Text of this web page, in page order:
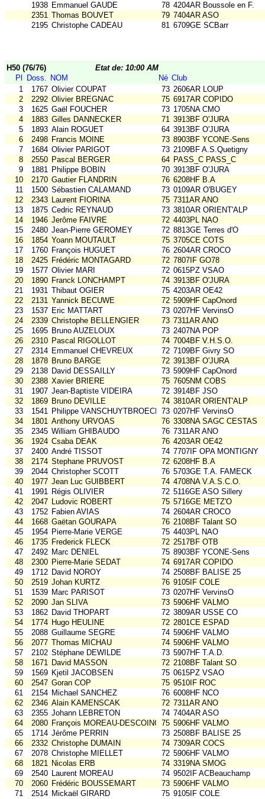
1938 Emmanuel GAUDE 78 4204AR Boussole en F.
2351 Thomas BOUVET 79 7404AR ASO
2195 Christophe CADEAU 81 6709GE SCBarr
H50 (76/76)
Etat de: 10:00 AM
Pl
Doss. NOM Né Club
1
1767 Olivier COUPAT 73 2606AR LOUP
2
2292 Olivier BREGNAC 75 6917AR COPIDO
3
1625 Gaël FOUCHER 73 1705NA CMO
4
1883 Gilles DANNECKER 71 3913BF O'JURA
5
1893 Alain ROGUET 64 3913BF O'JURA
6
2498 Francis MOINE 73 8903BF YCONE-Sens
7
1684 Olivier PARIGOT 73 2109BF A.S.Quetigny
8
2550 Pascal BERGER 64 PASS_C PASS_C
9
1881 Philippe BOBIN 70 3913BF O'JURA
10
2170 Gautier FLANDRIN 76 6208HF B.A
11
1500 Sébastien CALAMAND 73 0109AR O'BUGEY
12
2343 Laurent FIORINA 75 7311AR ANO
13
1875 Cedric REYNAUD 73 3810AR ORIENT'ALP
14
1946 Jerôme FAIVRE 72 4403PL NAO
15
2480 Jean-Pierre GEROMEY 72 8813GE Terres d'O
16
1854 Yoann MOUTAULT 75 3705CE COTS
17
1760 François HUGUET 76 2604AR CROCO
18
2425 Frédéric MONTAGARD 72 7807IF GO78
19
1577 Olivier MARI 72 0615PZ VSAO
20
1890 Franck LONCHAMPT 74 3913BF O'JURA
21
1931 Thibaut OGIER 75 4203AR OE42
22
2131 Yannick BECUWE 72 5909HF CapOnord
23
1537 Eric MATTART 73 0207HF VervinsO
24
2339 Christophe BELLENGIER 73 7311AR ANO
25
1695 Bruno AUZELOUX 73 2407NA POP
26
2310 Pascal RIGOLLOT 74 7004BF V.H.S.O.
27
2314 Emmanuel CHEVREUX 72 7109BF Givry SO
28
1878 Bruno BARGE 72 3913BF O'JURA
29
2138 David DESSAILLY 73 5909HF CapOnord
30
2388 Xavier BRIERE 75 7605NM COBS
31
1907 Jean-Baptiste VIDEIRA 72 3914BF JSO
32
1869 Bruno DEVILLE 74 3810AR ORIENT'ALP
33
1541 Philippe VANSCHUYTBROECK 73 0207HF VervinsO
34
1801 Anthony URVOAS 76 3308NA SAGC CESTAS
35
2345 William GHIBAUDO 76 7311AR ANO
36
1924 Csaba DEAK 76 4203AR OE42
37
2400 André TISSOT 74 7707IF OPA MONTIGNY
38
2174 Stephane PRUVOST 72 6208HF B.A
39
2044 Christopher SCOTT 76 5703GE T.A. FAMECK
40
1977 Jean Luc GUIBBERT 74 4708NA V.A.S.C.O.
41
1991 Régis OLIVIER 72 5116GE ASO Sillery
42
2047 Ludovic ROBERT 75 5716GE METZ'O
43
1752 Fabien AVIAS 74 2604AR CROCO
44
1668 Gaëtan GOURAPA 76 2108BF Talant SO
45
1954 Pierre-Marie VERGE 75 4403PL NAO
46
1735 Frederick FLECK 72 2517BF OTB
47
2492 Marc DENIEL 75 8903BF YCONE-Sens
48
2300 Pierre-Marie SEDAT 74 6917AR COPIDO
49
1712 David NOROY 74 2508BF BALISE 25
50
2519 Johan KURTZ 76 9105IF COLE
51
1539 Marc PARISOT 73 0207HF VervinsO
52
2090 Jan SLIVA 73 5906HF VALMO
53
1862 David THOPART 72 3809AR USSE CO
54
1774 Hugo HEULINE 72 2801CE ESPAD
55
2088 Guillaume SEGRE 74 5906HF VALMO
56
2077 Thomas MICHAU 74 5906HF VALMO
57
2102 Stéphane DEWILDE 73 5907HF T.A.D.
58
1671 David MASSON 72 2108BF Talant SO
59
1569 Kjetil JACOBSEN 75 0615PZ VSAO
60
2547 Goran COP 75 9510IF ROC
61
2154 Michael SANCHEZ 76 6008HF NCO
62
2346 Alain KAMENSCAK 72 7311AR ANO
63
2355 Johann LEBRETON 74 7404AR ASO
64
2080 François MOREAU-DESCOINGS75 5906HF VALMO
65
1714 Jérôme PERRIN 73 2508BF BALISE 25
66
2332 Christophe DUMAIN 74 7309AR COCS
67
2078 Christophe MIELLET 72 5906HF VALMO
68
1821 Nicolas ERB 74 3319NA SMOG
69
2540 Laurent MOREAU 74 9502IF ACBeauchamp
70
2060 Frédéric BOUSSEMART 73 5906HF VALMO
71
2514 Mickaël GIRARD 75 9105IF COLE